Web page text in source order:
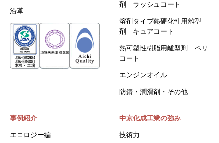
沿革
剤 ラッシュコート
溶剤タイプ熱硬化性用離型
剤 キュアコート
熱可塑性樹脂用離型剤 ペリ
コート
エンジンオイル
防錆・潤滑剤・その他
事例紹介
エコロジー編
中京化成工業の強み
技術力